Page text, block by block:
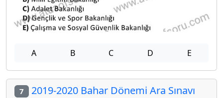
A B C D E
7 2019-2020 Bahar Dönemi Ara Sınavı